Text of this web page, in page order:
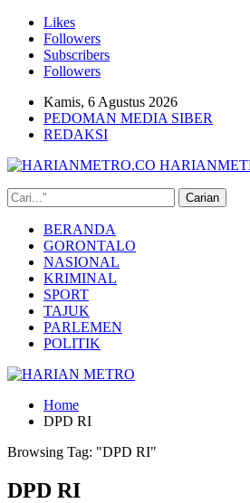
Likes
Followers
Subscribers
Followers
Kamis, 6 Agustus 2026
PEDOMAN MEDIA SIBER
REDAKSI
BERANDA
GORONTALO
NASIONAL
KRIMINAL
SPORT
TAJUK
PARLEMEN
POLITIK
Home
DPD RI
Browsing Tag: "DPD RI"
DPD RI